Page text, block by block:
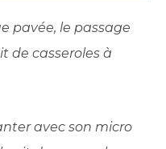
pavée, le passage
de casseroles à
avec son micro